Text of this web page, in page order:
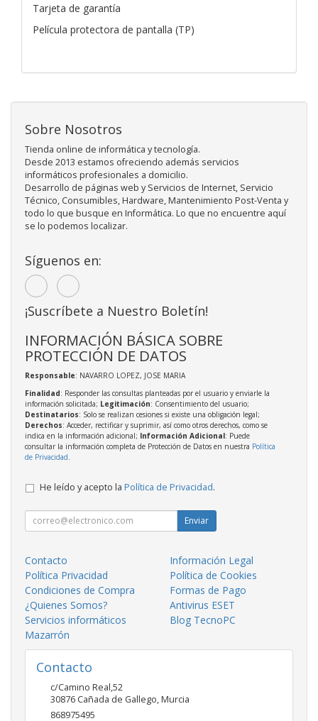
Tarjeta de garantía
Película protectora de pantalla (TP)
Sobre Nosotros
Tienda online de informática y tecnología.
Desde 2013 estamos ofreciendo además servicios
informáticos profesionales a domicilio.
Desarrollo de páginas web y Servicios de Internet, Servicio
Técnico, Consumibles, Hardware, Mantenimiento Post-Venta y
todo lo que busque en Informática. Lo que no encuentre aquí
se lo podemos localizar.
Síguenos en:
¡Suscríbete a Nuestro Boletín!
INFORMACIÓN BÁSICA SOBRE
PROTECCIÓN DE DATOS
Responsable: NAVARRO LOPEZ, JOSE MARIA
Finalidad: Responder las consultas planteadas por el usuario y enviarle la
información solicitada; Legitimación: Consentimiento del usuario;
Destinatarios: Solo se realizan cesiones si existe una obligación legal;
Derechos: Acceder, rectificar y suprimir, así como otros derechos, como se
indica en la información adicional; Información Adicional: Puede
consultar la información completa de Protección de Datos en nuestra Política
de Privacidad
He leído y acepto la Política de Privacidad.
Enviar
Contacto
Información Legal
Política Privacidad
Política de Cookies
Condiciones de Compra
Formas de Pago
¿Quienes Somos?
Antivirus ESET
Servicios informáticos
Mazarrón
Blog TecnoPC
Contacto
c/Camino Real,52
30876 Cañada de Gallego,Murcia
868975495